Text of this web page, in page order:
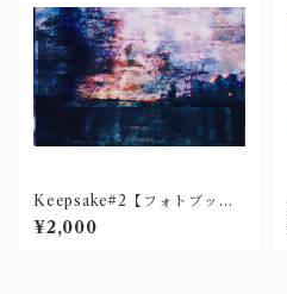
Keepsake#2【フォトブッ
ク】
¥2,000